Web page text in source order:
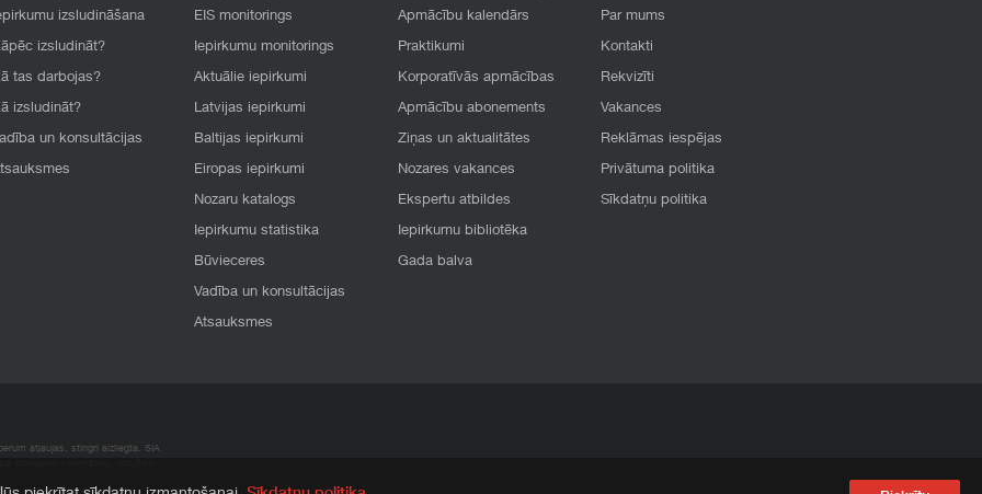
izsludināšana
izsludināt?
tas darbojas?
izsludināt?
un konsultācijas
EIS monitorings
Iepirkumu monitorings
Aktuālie iepirkumi
Latvijas iepirkumi
Baltijas iepirkumi
Eiropas iepirkumi
Nozaru katalogs
Iepirkumu statistika
Būvieceres
Vadība un konsultācijas
Atsauksmes
Apmācību kalendārs
Praktikumi
Korporatīvās apmācības
Apmācību abonements
Ziņas un aktualitātes
Nozares vakances
Ekspertu atbildes
Iepirkumu bibliotēka
Gada balva
Par mums
Kontakti
Rekvizīti
Vakances
Reklāmas iespējas
Privātuma politika
Sīkdatņu politika
atļaujas, stingri aizliegta. SIA